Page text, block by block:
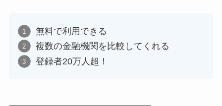
無料で利用できる
複数の金融機関を比較してくれる
登録者20万人超！